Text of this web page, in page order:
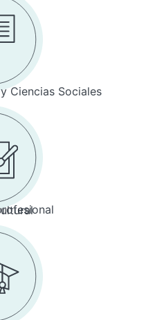
Ciencias Sociales